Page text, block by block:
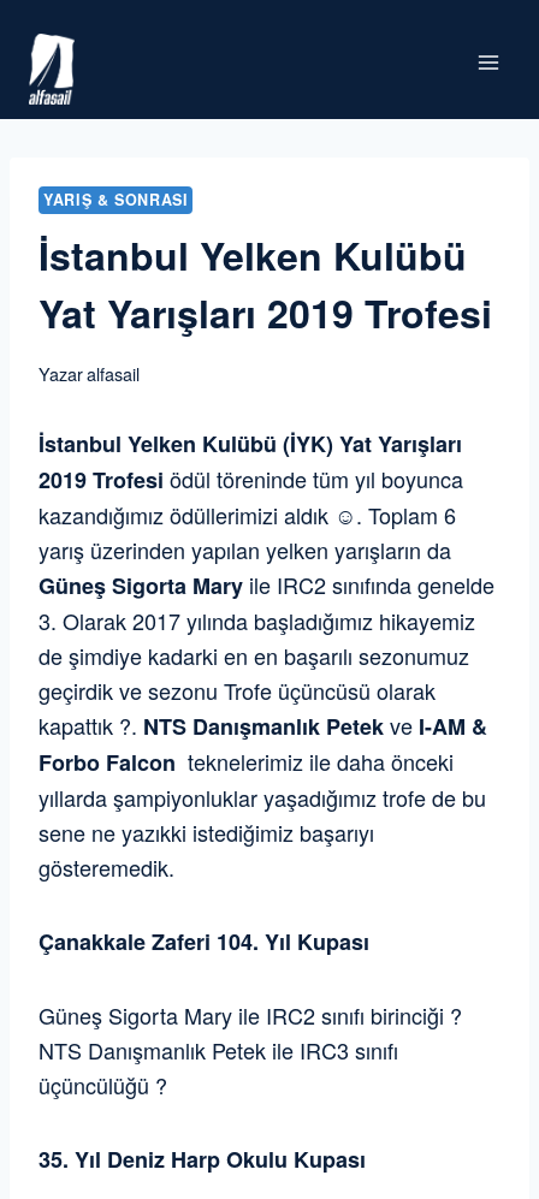
content
YARIŞ & SONRASI
İstanbul Yelken Kulübü
Yat Yarışları 2019 Trofesi
Yazaralfasail
İstanbul Yelken Kulübü (İYK) Yat Yarışları
2019 Trofesi ödül töreninde tüm yıl boyunca
kazandığımız ödüllerimizi aldık ☺️. Toplam 6
yarış üzerinden yapılan yelken yarışların da
Güneş Sigorta Mary ile IRC2 sınıfında genelde
3. Olarak 2017 yılında başladığımız hikayemiz
de şimdiye kadarki en en başarılı sezonumuz
geçirdik ve sezonu Trofe üçüncüsü olarak
kapattık ?. NTS Danışmanlık Petekve I-AM &
Forbo Falcon teknelerimiz ile daha önceki
yıllarda şampiyonluklar yaşadığımız trofe de bu
sene ne yazıkki istediğimiz başarıyı
gösteremedik.
Çanakkale Zaferi 104. Yıl Kupası
Güneş Sigorta Mary ile IRC2 sınıfı birinciği ?
NTS Danışmanlık Petek ile IRC3 sınıfı
üçüncülüğü ?
35. Yıl Deniz Harp Okulu Kupası